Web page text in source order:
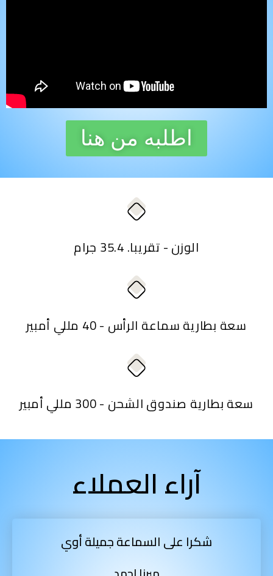
اطلبه من هنا
الوزن - تقريبا. 35.4 جرام
سعة بطارية سماعة الرأس - 40 مللي أمبير
سعة بطارية صندوق الشحن - 300 مللي أمبير
آراء العملاء
شكرا على السماعة جميلة أوي